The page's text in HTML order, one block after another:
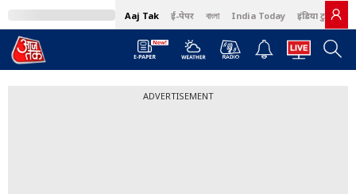
Aaj Tak ई-पेपर বাংলা India Today इंडिया टुडे हिंदी
ADVERTISEMENT